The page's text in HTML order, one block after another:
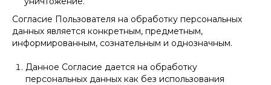
Согласие Пользователя на обработку персональных
данных является конкретным, предметным,
информированным, сознательным и однозначным.
Данное Согласие дается на обработку
персональных данных как без использования